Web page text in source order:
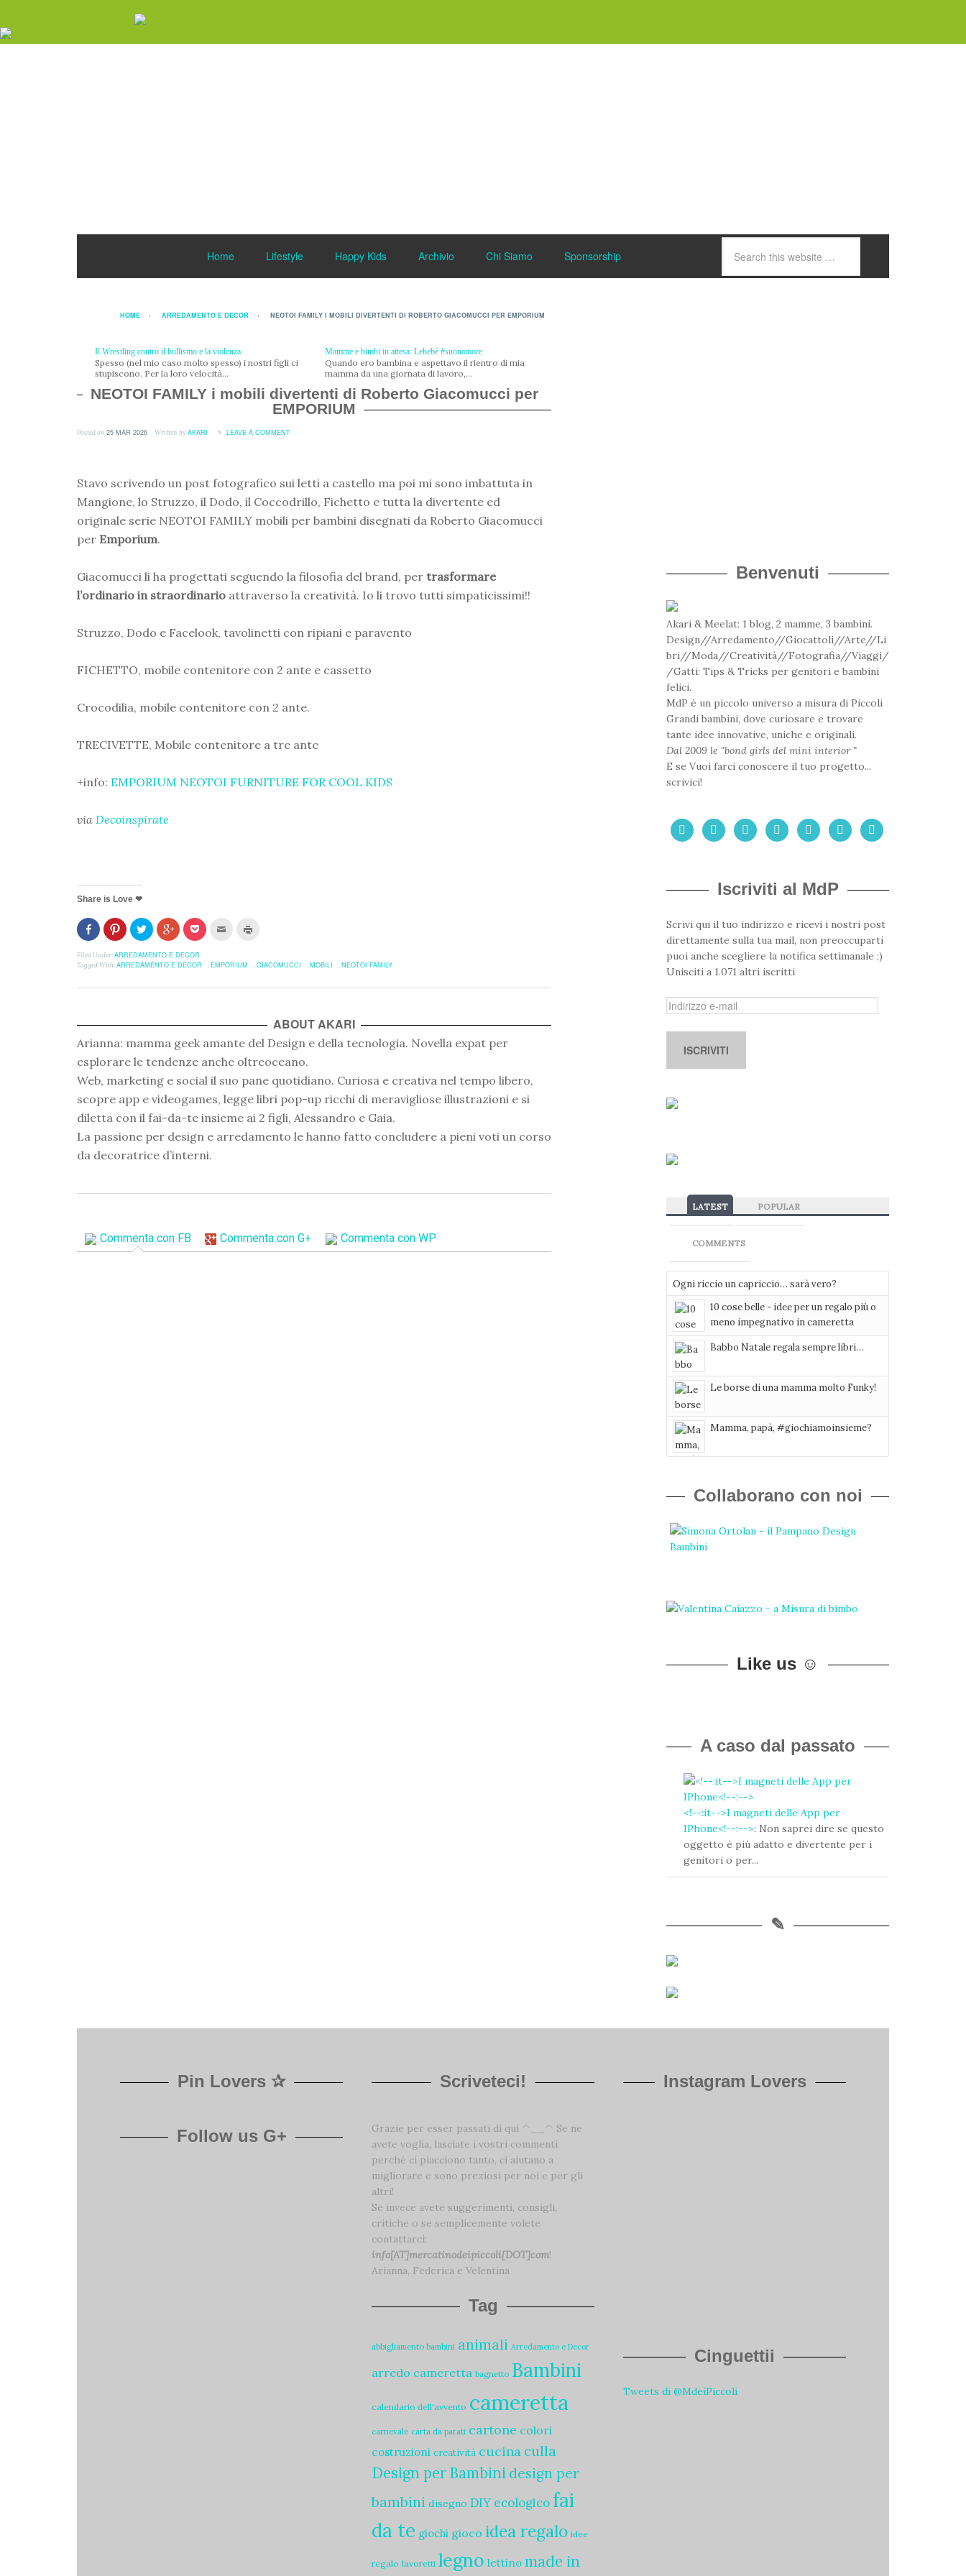
Home Lifestyle Happy Kids Archivio Chi Siamo Sponsorship
HOME ARREDAMENTO E DECOR NEOTOI FAMILY I MOBILI DIVERTENTI DI ROBERTO GIACOMUCCI PER EMPORIUM
Il Wrestling contro il bullismo e la violenza
Spesso (nel mio caso molto spesso) i nostri figli ci
stupiscono. Per la loro velocità...
Mamme e bimbi in attesa: Lebebè #suonamore
Quando ero bambina e aspettavo il rientro di mia
mamma da una giornata di lavoro,...
NEOTOI FAMILY i mobili divertenti di Roberto Giacomucci per
EMPORIUM
Posted on 25 MAR 2026 Written by AKARI LEAVE A COMMENT
Stavo scrivendo un post fotografico sui letti a castello ma poi mi sono imbattuta in
Mangione, lo Struzzo, il Dodo, il Coccodrillo, Fichetto e tutta la divertente ed
originale serie NEOTOI FAMILY mobili per bambini disegnati da Roberto Giacomucci
per Emporium.
Giacomucci li ha progettati seguendo la filosofia del brand, per trasformare
l’ordinario in straordinario attraverso la creatività. Io li trovo tutti simpaticissimi!!
Struzzo, Dodo e Facelook, tavolinetti con ripiani e paravento
FICHETTO, mobile contenitore con 2 ante e cassetto
Crocodilia, mobile contenitore con 2 ante.
TRECIVETTE, Mobile contenitore a tre ante
+info: EMPORIUM NEOTOI FURNITURE FOR COOL KIDS
via Decoinspirate
Share is Love ❤
Condividi
su
Facebook
(Si
apre
in
nuova
Clicca
per
condividere
su
Pinterest
(Si
in
Clicca
per
condividere
su
Twitter
(Si
in
Clicca
per
condividere
su
Google+
(Si
in
Clicca
per
Pocket
(Si
in
Clicca
via
mail
un
in
nuova
finestra)
apre
in
nuova
Filed Under:ARREDAMENTO E DECOR
Tagged With:ARREDAMENTO E DECOR EMPORIUM GIACOMUCCI MOBILI NEOTOI FAMILY
ABOUTAKARI
Arianna: mamma geek amante del Design e della tecnologia. Novella expat per
esplorare le tendenze anche oltreoceano.
Web, marketing e social il suo pane quotidiano. Curiosa e creativa nel tempo libero,
scopre app e videogames, legge libri pop-up ricchi di meravigliose illustrazioni e si
diletta con il fai-da-te insieme ai 2 figli, Alessandro e Gaia.
La passione per design e arredamento le hanno fatto concludere a pieni voti un corso
da decoratrice d’interni.
Commenta con FB Commenta con G+ Commenta con WP
Benvenuti
Akari & Meelat: 1 blog, 2 mamme, 3 bambini.
Design//Arredamento//Giocattoli//Arte//Li
bri//Moda//Creatività//Fotografia//Viaggi/
/Gatti: Tips & Tricks per genitori e bambini
felici.
MdP è un piccolo universo a misura di Piccoli
Grandi bambini, dove curiosare e trovare
tante idee innovative, uniche e originali.
Dal 2009 le "bond girls del mini interior "
E se Vuoi farci conoscere il tuo progetto...
scrivici!
      
Iscriviti al MdP
Scrivi qui il tuo indirizzo e ricevi i nostri post
direttamente sulla tua mail, non preoccuparti
puoi anche scegliere la notifica settimanale ;)
Unisciti a 1.071 altri iscritti
I
r
z
-
LATEST POPULAR
COMMENTS
Ogni riccio un capriccio… sarà vero?
10 cose belle - idee per un regalo più o
meno impegnativo in cameretta
Babbo Natale regala sempre libri…
Le borse di una mamma molto Funky!
Mamma, papà, #giochiamoinsieme?
Collaborano con noi
Like us ☺
A caso dal passato
<!--:it-->I magneti delle App per
IPhone<!--:-->: Non saprei dire se questo
oggetto è più adatto e divertente per i
genitori o per...
✎
Pin Lovers ✰
Follow us G+
Scriveteci!
Grazie per esser passati di qui ^__^ Se ne
avete voglia, lasciate i vostri commenti
perché ci piacciono tanto, ci aiutano a
migliorare e sono preziosi per noi e per gli
altri!
Se invece avete suggerimenti, consigli,
critiche o se semplicemente volete
contattarci:
info[AT]mercatinodeipiccoli[DOT]com!
Arianna, Federica e Velentina
Tag
abbigliamento bambini animali Arredamento e Decor
arredo cameretta bagnetto Bambini
calendario dell'avvento cameretta
carnevale carta da parati cartone colori
costruzioni creatività cucina culla
Design per Bambini design per
bambini disegno DIY ecologicofai
da te giochi gioco idea regalo idee
regalo lavoretti legno lettino made in
Instagram Lovers
Cinguettii
Tweets di @MdeiPiccoli